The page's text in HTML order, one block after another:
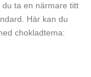
ta en närmare titt
Här kan du
chokladtema: